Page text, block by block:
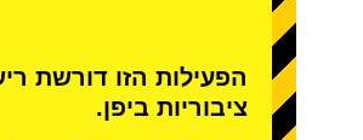
הפעילות הזו דורשת
ציבוריות ביפן.